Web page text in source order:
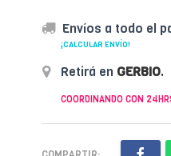
Envíos a todo el
¡CALCULAR ENVÍO!
Retirá en GERBIO.
COORDINANDO CON